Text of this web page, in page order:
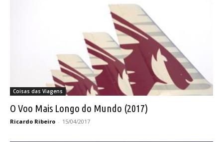
Coisas das Viagens
O Voo Mais Longo do Mundo (2017)
Ricardo Ribeiro - 15/04/2017